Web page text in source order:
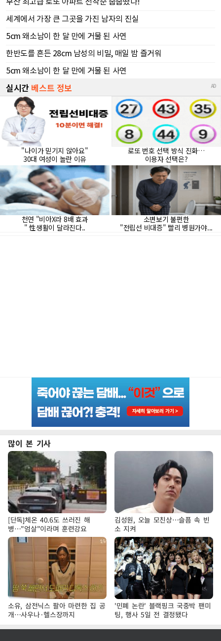
많이 본 기사
[단독]체온 40.6도 쓰러진 해
병…"엄살"이라며 훈련강요
김성원, 오늘 모친상…슬픔 속 빈
소 지켜
소유, 삼전닉스 팔아 마련한 집 공
개…사우나·헬스장까지
'민폐 논란' 블랙핑크 국중박 팬미
팅, 행사 5일 전 결정됐다